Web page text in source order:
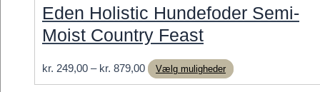
Eden Holistic Hundefoder Semi-
Moist Country Feast
kr. 249,00 – kr. 879,00Prisinterval:
kr. 249,00
Vælg muligheder
Dette
vare